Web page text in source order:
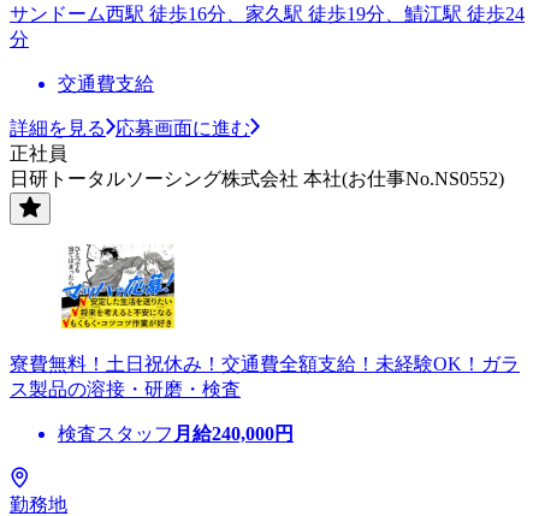
サンドーム西駅 徒歩16分、家久駅 徒歩19分、鯖江駅 徒歩24
分
交通費支給
詳細を見る
応募画面に進む
正社員
日研トータルソーシング株式会社 本社(お仕事No.NS0552)
寮費無料！土日祝休み！交通費全額支給！未経験OK！ガラ
ス製品の溶接・研磨・検査
検査スタッフ 月給240,000円
勤務地